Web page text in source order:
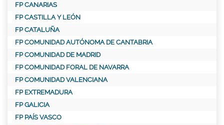
FP CANARIAS
FP CASTILLA Y LEÓN
FP CATALUÑA
FP COMUNIDAD AUTÓNOMA DE CANTABRIA
FP COMUNIDAD DE MADRID
FP COMUNIDAD FORAL DE NAVARRA
FP COMUNIDAD VALENCIANA
FP EXTREMADURA
FP GALICIA
FP PAÍS VASCO